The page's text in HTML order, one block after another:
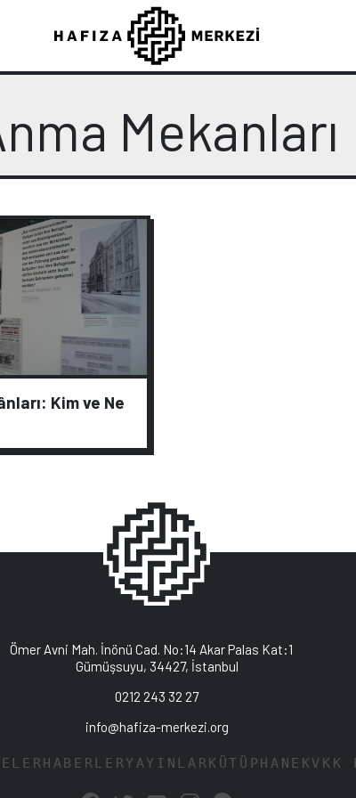
Mekanları
Kim ve Ne
Ömer Avni Mah. İnönü Cad. No:14 Akar Palas Kat:1
Gümüşsuyu, 34427, İstanbul
0212 243 32 27
info@hafiza-merkezi.org
HABERLERYAYINLAR KÜTÜPHANE KVKK